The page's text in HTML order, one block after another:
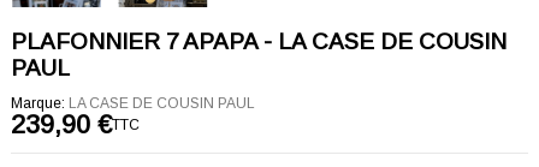
PLAFONNIER 7 APAPA - LA CASE DE COUSIN
PAUL
Marque: LA CASE DE COUSIN PAUL
239,90 €TTC